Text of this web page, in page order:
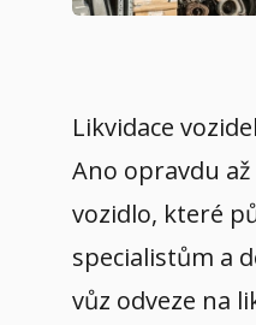
Likvidace
Ano opravdu
vozidlo, které
specialistům a
vůz odveze na